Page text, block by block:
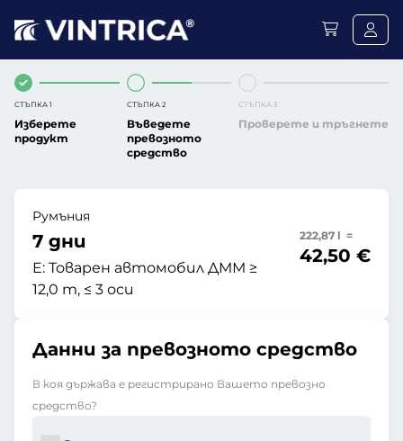
СТЪПКА 1
Изберете
продукт
СТЪПКА 2
Въведете
превозното
средство
СТЪПКА 3
Проверете и тръгнете
Румъния
7 дни
E: Товарен автомобил ДММ ≥
12,0 т, ≤ 3 оси
222,87 l =
42,50 €
Данни за превозното средство
В коя държава е регистрирано Вашето превозно
средство?